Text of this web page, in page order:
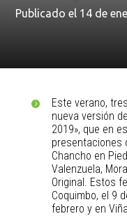
Publicado el 14 de
Este verano,
nueva versión
2019», que en
presentaciones
Chancho en
Valenzuela,
Original. Estos
Coquimbo, el 9
febrero y en